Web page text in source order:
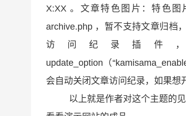
X:XX 。文章特色图片：特色
archive.php ，暂不支持文章归档
访问纪录插件，
update_option（
会自动关闭文章访问纪录，如果想
以上就是作者对这个主题的见